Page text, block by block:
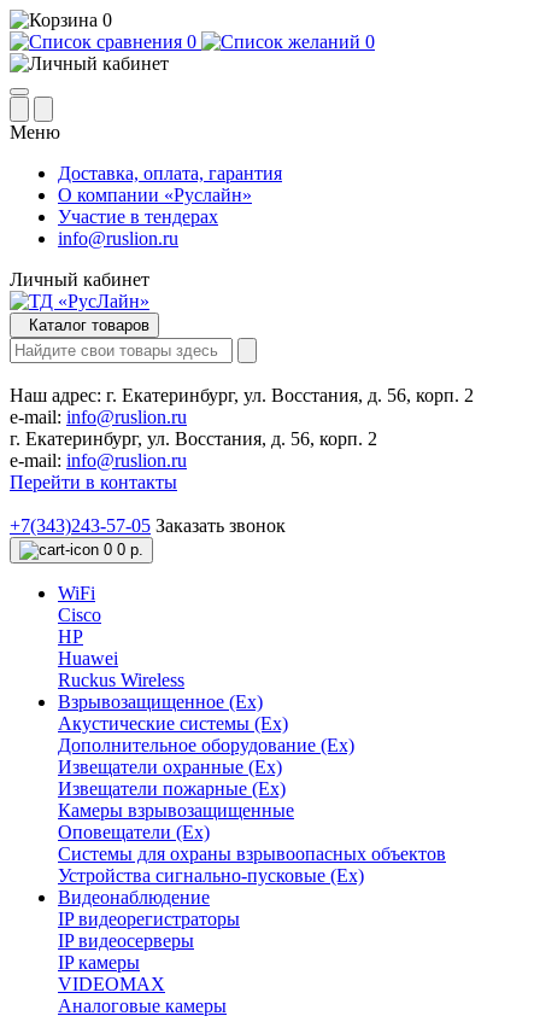
0
0
0
Меню
Доставка, оплата, гарантия
О компании «Руслайн»
Участие в тендерах
info@ruslion.ru
Личный кабинет
Каталог товаров
Наш адрес: г. Екатеринбург, ул. Восстания, д. 56, корп. 2
e-mail: info@ruslion.ru
г. Екатеринбург, ул. Восстания, д. 56, корп. 2
e-mail: info@ruslion.ru
Перейти в контакты
+7(343)243-57-05 Заказать звонок
0 0 р.
WiFi
Cisco
HP
Huawei
Ruckus Wireless
Взрывозащищенное (Ex)
Акустические системы (Ex)
Дополнительное оборудование (Ex)
Извещатели охранные (Ex)
Извещатели пожарные (Ex)
Камеры взрывозащищенные
Оповещатели (Ex)
Системы для охраны взрывоопасных объектов
Устройства сигнально-пусковые (Ex)
Видеонаблюдение
IP видеорегистраторы
IP видеосерверы
IP камеры
VIDEOMAX
Аналоговые камеры